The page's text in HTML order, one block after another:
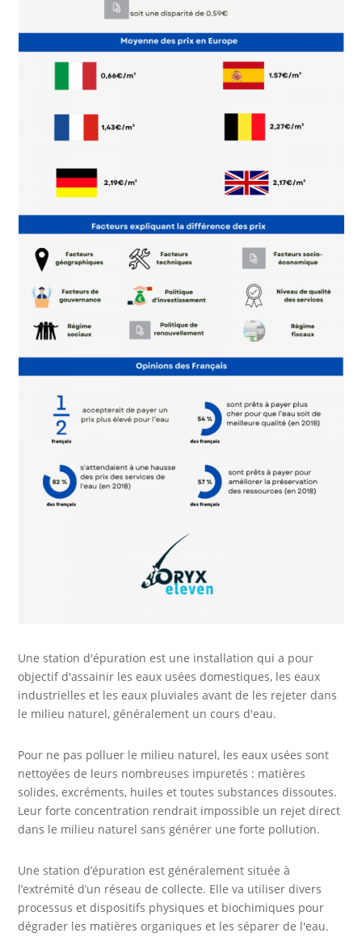
Une station d'épuration est une installation qui a pour
objectif d'assainir les eaux usées domestiques, les eaux
industrielles et les eaux pluviales avant de les rejeter dans
le milieu naturel, généralement un cours d'eau.
Pour ne pas polluer le milieu naturel, les eaux usées sont
nettoyées de leurs nombreuses impuretés : matières
solides, excréments, huiles et toutes substances dissoutes.
Leur forte concentration rendrait impossible un rejet direct
dans le milieu naturel sans générer une forte pollution.
Une station d’épuration est généralement située à
l’extrémité d’un réseau de collecte. Elle va utiliser divers
processus et dispositifs physiques et biochimiques pour
dégrader les matières organiques et les séparer de l'eau.